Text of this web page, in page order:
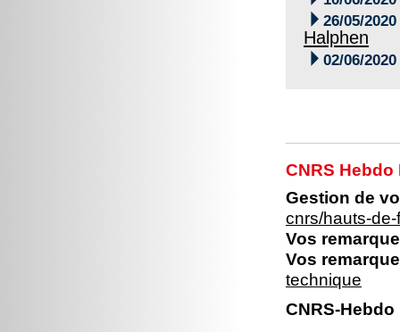
 26/05/2020
Halphen
 02/06/2020
CNRS
Gestion de
cnrs/hauts-
Vos
Vos
technique
CNRS-